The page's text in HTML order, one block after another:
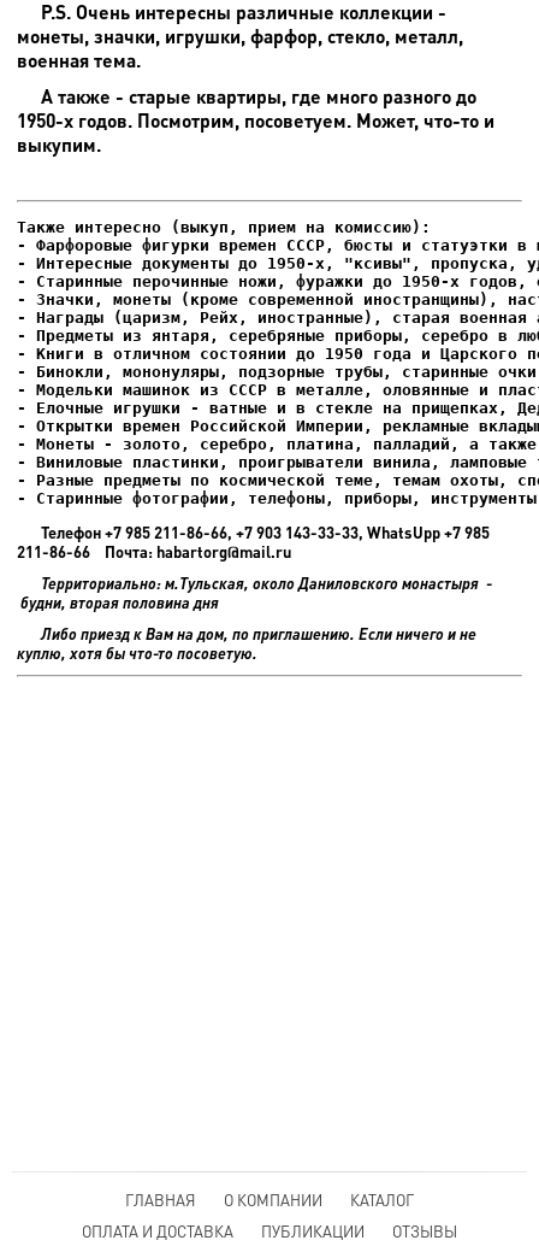
P.S. Очень интересны различные коллекции -
монеты, значки, игрушки, фарфор, стекло, металл,
военная тема.
А также - старые квартиры, где много разного до
1950-х годов. Посмотрим, посоветуем. Может, что-то и
выкупим.
- Фарфоровые фигурки времен СССР, бюсты и статуэтки в
- Интересные документы до 1950-х, "ксивы", пропуска,
- Елочные игрушки - ватные и в стекле на прищепках,
- Старинные фотографии, телефоны, приборы,
Телефон +7 985 211-86-66, +7 903 143-33-33, WhatsUpp +7 985
211-86-66 Почта: habartorg@mail.ru
Территориально: м.Тульская, около Даниловского монастыря -
будни, вторая половина дня
Либо приезд к Вам на дом, по приглашению. Если ничего и не
куплю, хотя бы что-то посоветую.
ГЛАВНАЯ О КОМПАНИИ
КАТАЛОГ
ОПЛАТА И ДОСТАВКА
ПУБЛИКАЦИИ
ОТЗЫВЫ